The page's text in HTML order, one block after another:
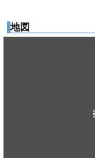
地図